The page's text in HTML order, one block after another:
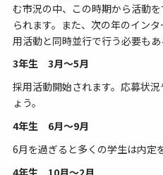
む市況の中、この時期から活動
られます。また、次の年のイン
用活動と同時並行で行う必要も
3年生 3月～5月
採用活動開始されます。応募状
ょう。
4年生 6月～9月
6月を過ぎると多くの学生は内定
4年生 10月～2月